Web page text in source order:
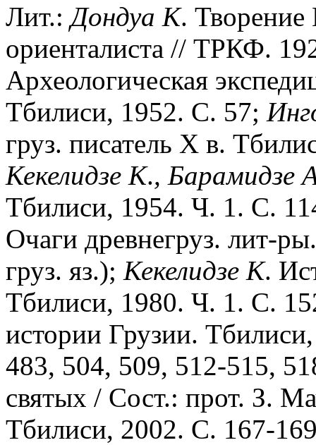
Лит.:Дондуа К. Творение
ориенталиста // ТРКФ.
Археологическая
Тбилиси, 1952. С. 57;
груз. писатель X в.
Кекелидзе К., Барамидзе
Тбилиси, 1954. Ч. 1. С.
Очаги древнегруз. лит-
груз. яз.); Кекелидзе К.
Тбилиси, 1980. Ч. 1. С.
истории Грузии.
483, 504, 509, 512-515,
святых / Сост.: прот. З.
Тбилиси, 2002. С. 167-